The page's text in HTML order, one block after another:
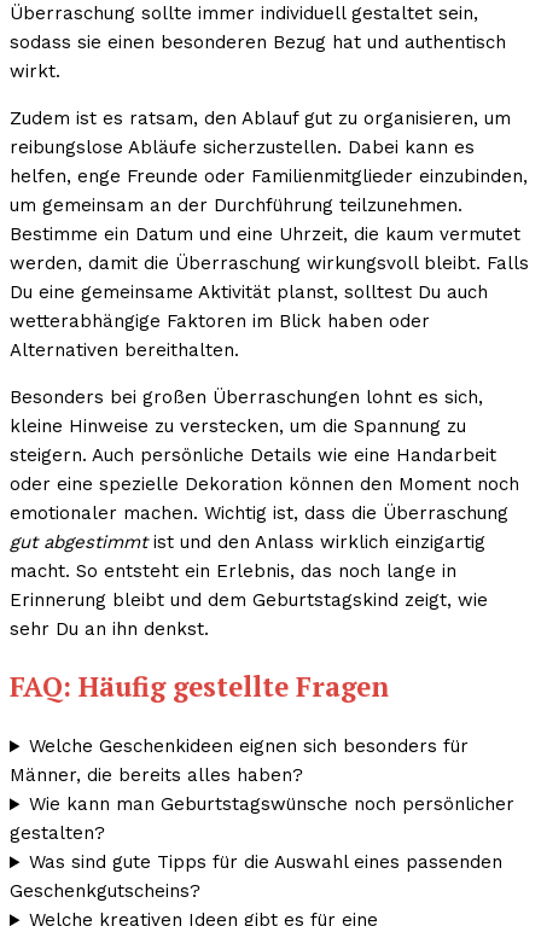
Überraschung sollte immer individuell gestaltet sein,
sodass sie einen besonderen Bezug hat und authentisch
wirkt.
Zudem ist es ratsam, den Ablauf gut zu organisieren, um
reibungslose Abläufe sicherzustellen. Dabei kann es
helfen, enge Freunde oder Familienmitglieder einzubinden,
um gemeinsam an der Durchführung teilzunehmen.
Bestimme ein Datum und eine Uhrzeit, die kaum vermutet
werden, damit die Überraschung wirkungsvoll bleibt. Falls
Du eine gemeinsame Aktivität planst, solltest Du auch
wetterabhängige Faktoren im Blick haben oder
Alternativen bereithalten.
Besonders bei großen Überraschungen lohnt es sich,
kleine Hinweise zu verstecken, um die Spannung zu
steigern. Auch persönliche Details wie eine Handarbeit
oder eine spezielle Dekoration können den Moment noch
emotionaler machen. Wichtig ist, dass die Überraschung
gut abgestimmtist und den Anlass wirklich einzigartig
macht. So entsteht ein Erlebnis, das noch lange in
Erinnerung bleibt und dem Geburtstagskind zeigt, wie
sehr Du an ihn denkst.
FAQ: Häufig gestellte Fragen
Welche Geschenkideen eignen sich besonders für
Männer, die bereits alles haben?
Wie kann man Geburtstagswünsche noch persönlicher
gestalten?
Was sind gute Tipps für die Auswahl eines passenden
Geschenkgutscheins?
Welche kreativen Ideen gibt es für eine